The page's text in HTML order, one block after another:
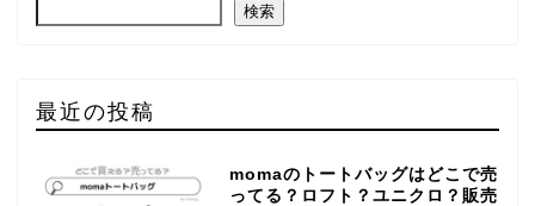
検索
最近の投稿
momaのトートバッグはどこで売
ってる？ロフト？ユニクロ？販売